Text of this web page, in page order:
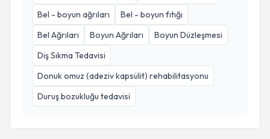
Bel - boyun ağrıları
Bel - boyun fıtığı
Bel Ağrıları
Boyun Ağrıları
Boyun Düzleşmesi
Diş Sıkma Tedavisi
Donuk omuz (adeziv kapsülit) rehabilitasyonu
Duruş bozukluğu tedavisi